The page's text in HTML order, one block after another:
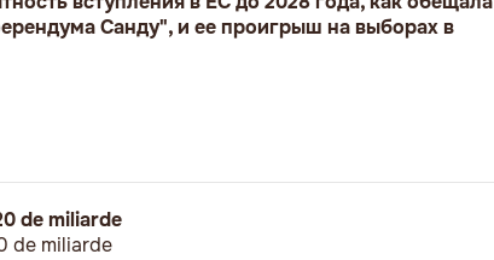
Санду", и ее проигрыш на выборах в
de miliarde
de miliarde